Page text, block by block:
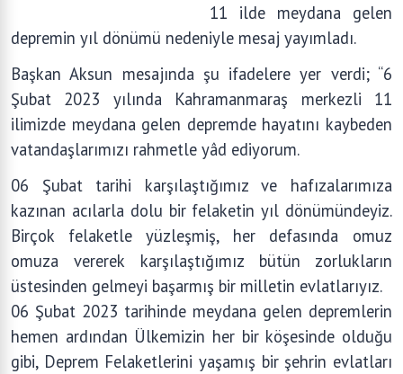
11 ilde meydana gelen
depremin yıl dönümü nedeniyle mesaj yayımladı.
Başkan Aksun mesajında şu ifadelere yer verdi; “6
Şubat 2023 yılında Kahramanmaraş merkezli 11
ilimizde meydana gelen depremde hayatını kaybeden
vatandaşlarımızı rahmetle yâd ediyorum.
06 Şubat tarihi karşılaştığımız ve hafızalarımıza
kazınan acılarla dolu bir felaketin yıl dönümündeyiz.
Birçok felaketle yüzleşmiş, her defasında omuz
omuza vererek karşılaştığımız bütün zorlukların
üstesinden gelmeyi başarmış bir milletin evlatlarıyız.
06 Şubat 2023 tarihinde meydana gelen depremlerin
hemen ardından Ülkemizin her bir köşesinde olduğu
gibi, Deprem Felaketlerini yaşamış bir şehrin evlatları